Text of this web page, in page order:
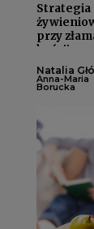
Strategia
przy
kościi
Natalia
Anna-Maria
Borucka